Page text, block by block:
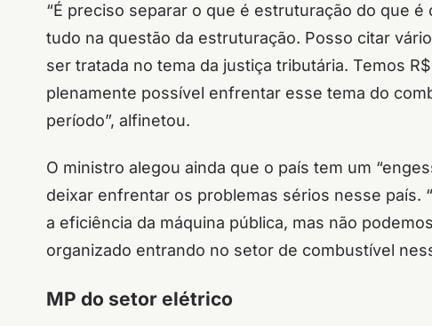
“É preciso separar o que é estruturação do que
tudo na questão da estruturação. Posso citar
ser tratada no tema da justiça tributária. Temos
plenamente possível enfrentar esse tema do
período”, alfinetou.
O ministro alegou ainda que o país tem um
deixar enfrentar os problemas sérios nesse país.
a eficiência da máquina pública, mas não
organizado entrando no setor de combustível
MP do setor elétrico